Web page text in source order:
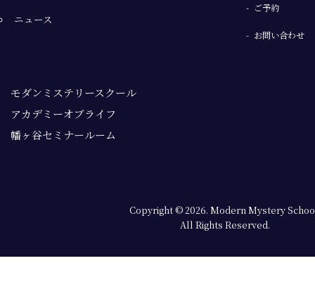
ニュース
ご予約
お問い合わせ
モダンミステリースクール
アカデミーオブライフ
幡ヶ谷セミナールーム
Copyright © 2026. Modern Mystery
All Rights Reserved.